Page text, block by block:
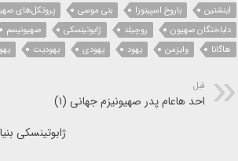
اینشتین
باروخ اسپینوزا بنی موسی پروتکل‌های
دلباختگان صهیون
روچیلد ژابوتینسکی صهیونیسم
هاگانا
وایزمن یهود یهودی یهودیت
قبل
احد هاعام پدر صهیونیزم جهانی (۱)
ژابوتینسکی